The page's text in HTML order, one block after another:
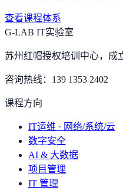
查看课程体系
G-LAB IT实验室
苏州红帽授权培训中心，成
咨询热线： 139 1353 2402
课程方向
IT运维 · 网络/系统/云
数字安全
AI & 大数据
项目管理
IT 管理